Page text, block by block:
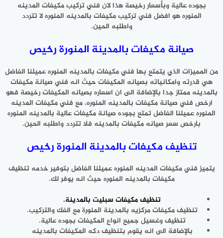
بجوده عالية وبأسعار رخيصة هذا لان فني تركيب مكيفات المدينه
المنوره هو افضل فني تركيب مكيفات بالمدينه المنوره لا تتردد
واطلبه الحين.
صيانة مكيفات بالمدينة المنورة رخيص
من المميزات الذي يتمتع بها فني مكيفات بالمدينه المنوره عميلنا الفاضل
هي قدرته وامكانياته بصيانه المكيفات حيث انه فني صيانة مكيفات
بالمدينه ممتاز جدا بالإضافة الى ان اسعاره بصيانه المكيفات رخيصة فهو
ارخص فني صيانة مكيفات بالمدينه المنوره، مع فني مكيفات المدينه
المنوره عميلنا الفاضل تمتع بجوده صيانة مكيفات عالية بالمدينه المنوره
بارخص سعر صيانه مكيفات بالمدينه فلا تتردد واطلبه الحين.
تنظيف مكيفات بالمدينة المنورة رخيص
يتميز فني مكيفات المدينه المنوره عميلنا الفاضل بتوفير خدمه تنظيف
مكيفات بالمدينه المنوره حيث انه يوفر لك.
تنظيف مكيفات سبليت بالمدينة.
تنظيف مكيفات مركزيه بالمدينة المنورة مع الفك والتركيب.
تنظيف وغسيل جميع انواع المكيفات بجوده عالية.
بالإضافة الى انه يقوم بتنظيف دكه المكيفات بالمدينه